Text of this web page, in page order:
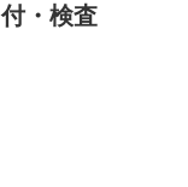
付・検査